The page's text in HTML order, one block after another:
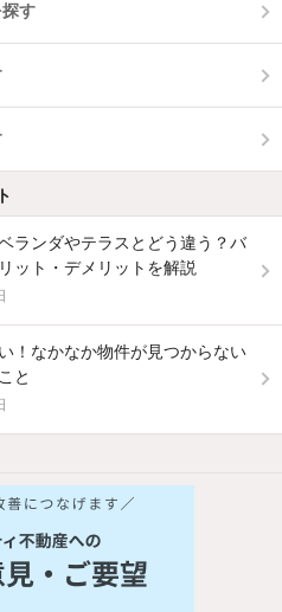
す
ランダやテラスとどう違う？バ
ット・デメリットを解説
！なかなか物件が見つからない
と
います！
2階以上